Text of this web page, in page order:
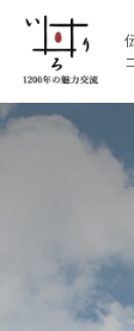
伝教大